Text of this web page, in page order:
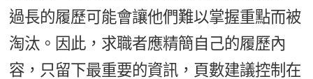
過長的履歷可能會讓他們難以掌握重點而被
淘汰。因此，求職者應精簡自己的履歷內
容，只留下最重要的資訊，頁數建議控制在